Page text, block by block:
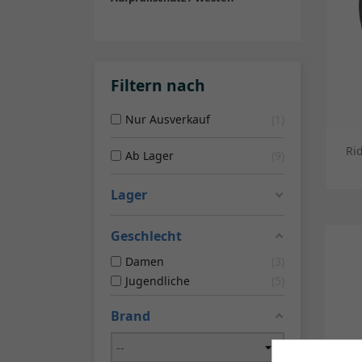
Filtern nach
Nur Ausverkauf
Ab Lager
Lager
Geschlecht
Damen
Jugendliche
Brand